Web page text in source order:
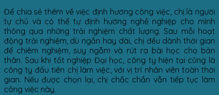
Để chia sẻ thêm về việc định hướng công việc, chị là người
tự chủ và có thể tự định hướng nghề nghiệp cho mình
thông qua những trải nghiệm chất lượng. Sau mỗi hoạt
động trải nghiệm, dù ngắn hay dài, chị đều dành thời gian
để chiêm nghiệm, suy ngẫm và rút ra bài học cho bản
thân. Sau khi tốt nghiệp Đại học, công ty hiện tại cũng là
công ty đầu tiên chị làm việc, với vị trí nhân viên toàn thời
gian. Nếu được chọn lại, chị chắc chắn vẫn tiếp tục làm
công việc này.